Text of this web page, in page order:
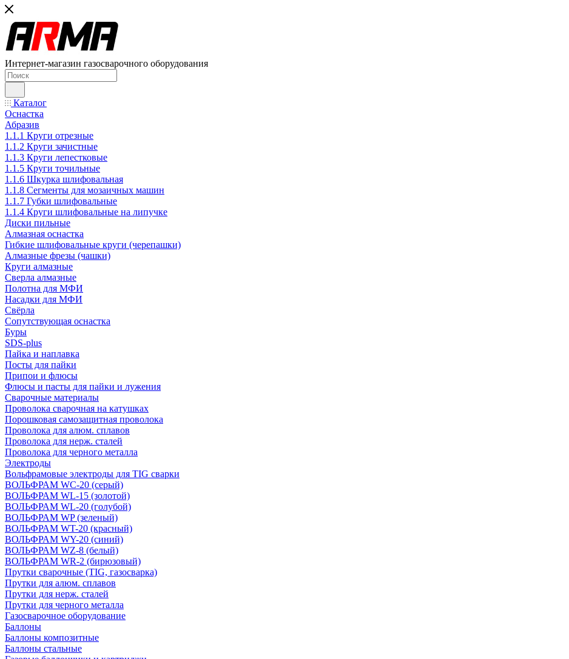
Интернет-магазин газосварочного оборудования
Каталог
Оснастка
Абразив
1.1.1 Круги отрезные
1.1.2 Круги зачистные
1.1.3 Круги лепестковые
1.1.5 Круги точильные
1.1.6 Шкурка шлифовальная
1.1.8 Сегменты для мозаичных машин
1.1.7 Губки шлифовальные
1.1.4 Круги шлифовальные на липучке
Диски пильные
Алмазная оснастка
Гибкие шлифовальные круги (черепашки)
Алмазные фрезы (чашки)
Круги алмазные
Сверла алмазные
Полотна для МФИ
Насадки для МФИ
Свёрла
Сопутствующая оснастка
Буры
SDS-plus
Пайка и наплавка
Посты для пайки
Припои и флюсы
Флюсы и пасты для пайки и лужения
Сварочные материалы
Проволока сварочная на катушках
Порошковая самозащитная проволока
Проволока для алюм. сплавов
Проволока для нерж. сталей
Проволока для черного металла
Электроды
Вольфрамовые электроды для TIG сварки
ВОЛЬФРАМ WC-20 (серый)
ВОЛЬФРАМ WL-15 (золотой)
ВОЛЬФРАМ WL-20 (голубой)
ВОЛЬФРАМ WP (зеленый)
ВОЛЬФРАМ WT-20 (красный)
ВОЛЬФРАМ WY-20 (синий)
ВОЛЬФРАМ WZ-8 (белый)
ВОЛЬФРАМ WR-2 (бирюзовый)
Прутки сварочные (TIG, газосварка)
Прутки для алюм. сплавов
Прутки для нерж. сталей
Прутки для черного металла
Газосварочное оборудование
Баллоны
Баллоны композитные
Баллоны стальные